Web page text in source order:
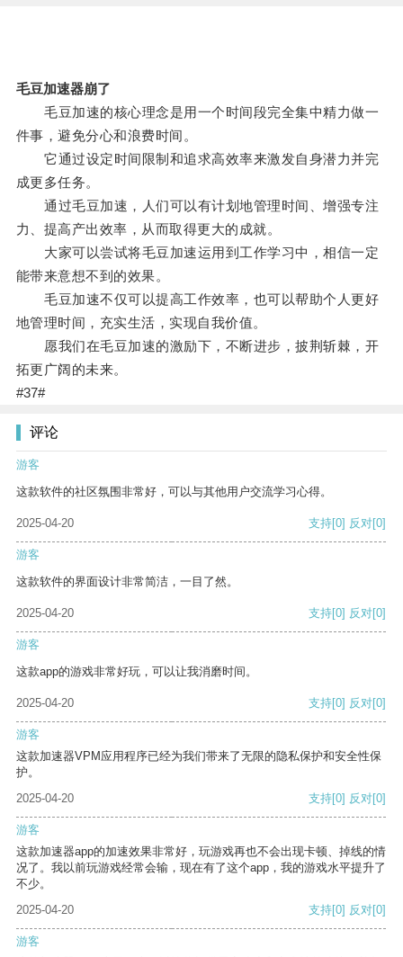
毛豆加速器崩了
毛豆加速的核心理念是用一个时间段完全集中精力做一
件事，避免分心和浪费时间。
它通过设定时间限制和追求高效率来激发自身潜力并完
成更多任务。
通过毛豆加速，人们可以有计划地管理时间、增强专注
力、提高产出效率，从而取得更大的成就。
大家可以尝试将毛豆加速运用到工作学习中，相信一定
能带来意想不到的效果。
毛豆加速不仅可以提高工作效率，也可以帮助个人更好
地管理时间，充实生活，实现自我价值。
愿我们在毛豆加速的激励下，不断进步，披荆斩棘，开
拓更广阔的未来。
#37#
评论
游客
这款软件的社区氛围非常好，可以与其他用户交流学习心得。
2025-04-20 支持[0] 反对[0]
游客
这款软件的界面设计非常简洁，一目了然。
2025-04-20 支持[0] 反对[0]
游客
这款app的游戏非常好玩，可以让我消磨时间。
2025-04-20 支持[0] 反对[0]
游客
这款加速器VPM应用程序已经为我们带来了无限的隐私保护和安全性保
护。
2025-04-20
支持[0] 反对[0]
游客
这款加速器app的加速效果非常好，玩游戏再也不会出现卡顿、掉线的情
况了。我以前玩游戏经常会输，现在有了这个app，我的游戏水平提升了
不少。
2025-04-20
支持[0] 反对[0]
游客